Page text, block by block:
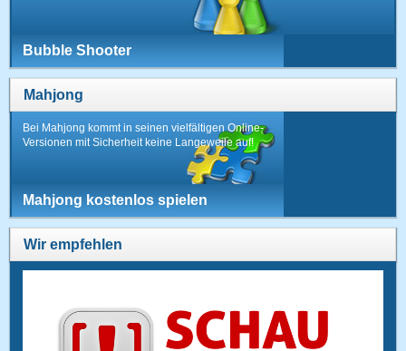
Bubble Shooter
Mahjong
Bei Mahjong kommt in seinen vielfältigen Online-
Versionen mit Sicherheit keine Langeweile auf!
Mahjong kostenlos spielen
Wir empfehlen